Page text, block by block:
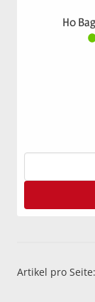
H0
Artikel pro Seite: